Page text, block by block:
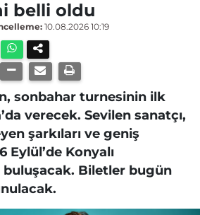
belli oldu
10.08.2026 10:19
sonbahar turnesinin ilk
verecek. Sevilen sanatçı,
şarkıları ve geniş
Eylül’de Konyalı
Biletler bugün